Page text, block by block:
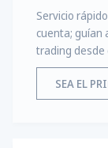
Servicio
cuenta; guían
trading desde
SEA EL